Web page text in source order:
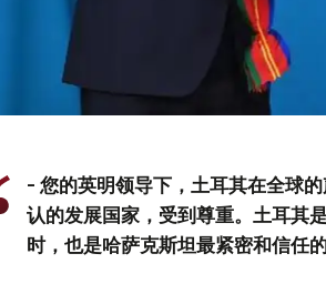
- 您的英明领导下，土耳其在全球
认的发展国家，受到尊重。土耳其
时，也是哈萨克斯坦最紧密和信任